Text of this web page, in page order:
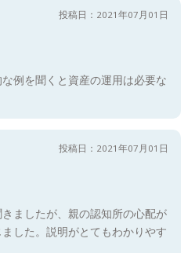
投稿日：2021年07月01日
例を聞くと資産の運用は必要な
投稿日：2021年07月01日
ましたが、親の認知所の心配が
した。説明がとてもわかりやす